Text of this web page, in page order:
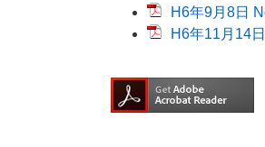
H6年9月8日
H6年11月14